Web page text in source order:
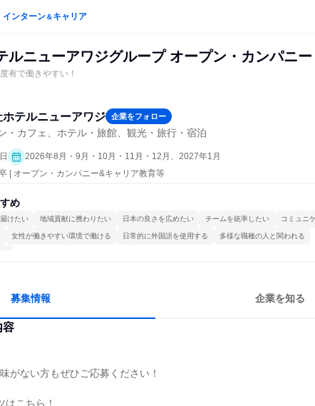
インターン＆キャリア
ルニューアワジグループ オープン・カンパニー
有で働きやすい！
ホテルニューアワジ 企業をフォロー
・カフェ、ホテル・旅館、観光・旅行・宿泊
2026年8月・9月・10月・11月・12月、2027年1月
| オープン・カンパニー&キャリア教育等
め
けたい 地域貢献に携わりたい 日本の良さを広めたい チームを統率したい コミュニ
女性が働きやすい環境で働ける 日常的に外国語を使用する 多様な職種の人と関われる
募集情報 企業を知る
容
がない方もぜひご応募ください！
はこちら！